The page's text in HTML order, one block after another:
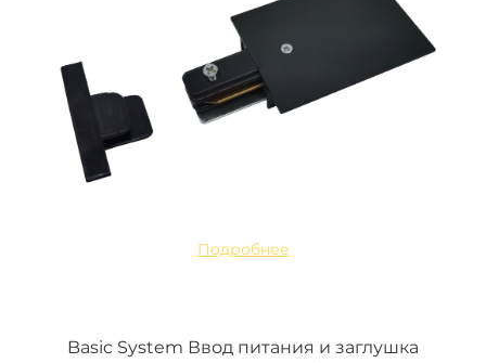
Подробнее
Basic System Ввод питания и заглушка